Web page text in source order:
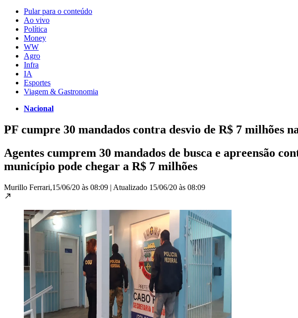
Pular para o conteúdo
Ao vivo
Política
Money
WW
Agro
Infra
IA
Esportes
Viagem & Gastronomia
Nacional
PF cumpre 30 mandados contra desvio de R$ 7 milhões
Agentes cumprem 30 mandados de busca e apreensão
município pode chegar a R$ 7 milhões
Murillo Ferrari,15/06/20 às 08:09 | Atualizado 15/06/20 às 08:09